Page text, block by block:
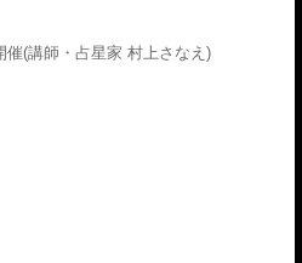
(講師・占星家 村上さなえ)